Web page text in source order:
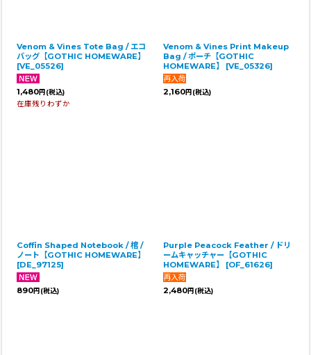
Venom & Vines Tote Bag / エコ
バッグ【GOTHIC HOMEWARE】
[VE_05526]
1,480円 (税込)
在庫残りわずか
Venom & Vines Print Makeup
Bag / ポーチ【GOTHIC
HOMEWARE】
[VE_05326]
2,160円 (税込)
Coffin Shaped Notebook / 棺 /
ノート【GOTHIC HOMEWARE】
[DE_97125]
890円 (税込)
Purple Peacock Feather / ドリ
ームキャッチャー【GOTHIC
HOMEWARE】
[OF_61626]
2,480円 (税込)